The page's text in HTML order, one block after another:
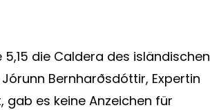
die Caldera des isländischen
Bernharðsdóttir, Expertin
es keine Anzeichen für